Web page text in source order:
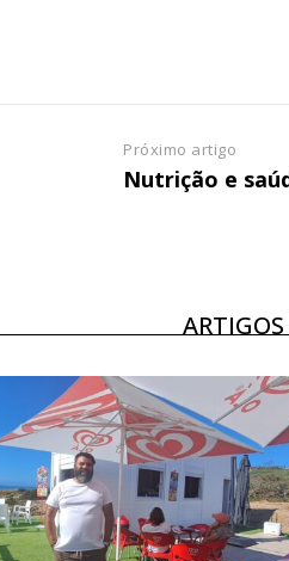
Próximo artigo
Nutrição e